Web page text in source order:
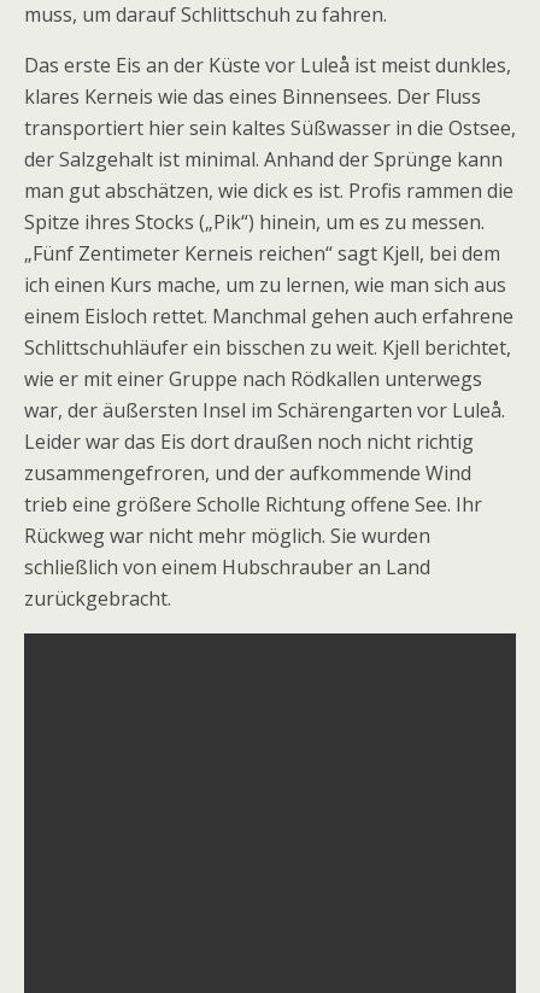
muss, um darauf Schlittschuh zu fahren.
Das erste Eis an der Küste vor Luleå ist meist dunkles,
klares Kerneis wie das eines Binnensees. Der Fluss
transportiert hier sein kaltes Süßwasser in die Ostsee,
der Salzgehalt ist minimal. Anhand der Sprünge kann
man gut abschätzen, wie dick es ist. Profis rammen die
Spitze ihres Stocks („Pik“) hinein, um es zu messen.
„Fünf Zentimeter Kerneis reichen“ sagt Kjell, bei dem
ich einen Kurs mache, um zu lernen, wie man sich aus
einem Eisloch rettet. Manchmal gehen auch erfahrene
Schlittschuhläufer ein bisschen zu weit. Kjell berichtet,
wie er mit einer Gruppe nach Rödkallen unterwegs
war, der äußersten Insel im Schärengarten vor Luleå.
Leider war das Eis dort draußen noch nicht richtig
zusammengefroren, und der aufkommende Wind
trieb eine größere Scholle Richtung offene See. Ihr
Rückweg war nicht mehr möglich. Sie wurden
schließlich von einem Hubschrauber an Land
zurückgebracht.